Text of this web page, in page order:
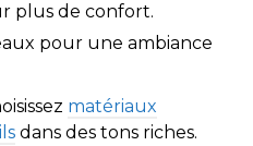
plus de confort.
pour une ambiance
matériaux
dans des tons riches.